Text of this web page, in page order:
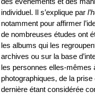
individuel. Il s’explique par
notamment pour affirmer
de nombreuses études ont
les albums qui les
archives ou sur la base
les personnes elles-mêmes
photographiques, de la
dernière étant considérée